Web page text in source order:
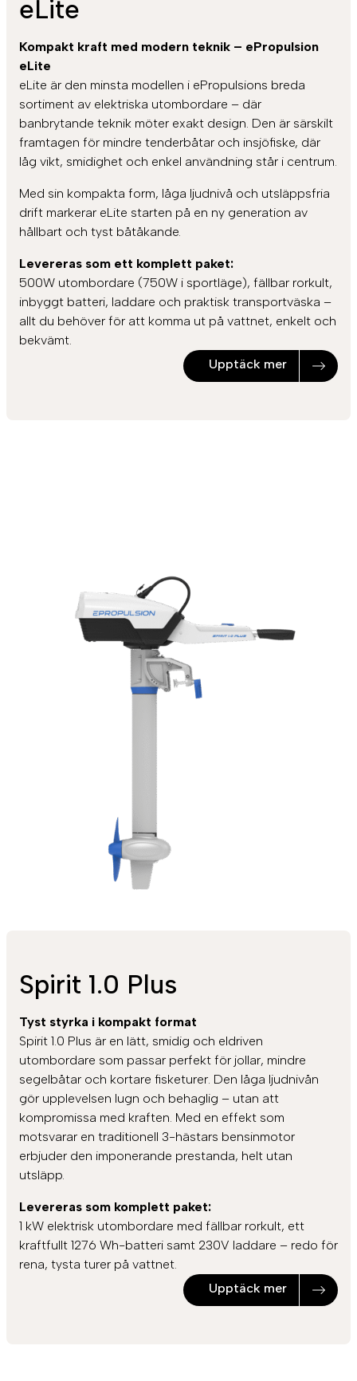
eLite
Kompakt kraft med modern teknik – ePropulsion
eLite
eLite är den minsta modellen i ePropulsions breda
sortiment av elektriska utombordare – där
banbrytande teknik möter exakt design. Den är särskilt
framtagen för mindre tenderbåtar och insjöfiske, där
låg vikt, smidighet och enkel användning står i centrum.
Med sin kompakta form, låga ljudnivå och utsläppsfria
drift markerar eLite starten på en ny generation av
hållbart och tyst båtåkande.
Levereras som ett komplett paket:
500W utombordare (750W i sportläge), fällbar rorkult,
inbyggt batteri, laddare och praktisk transportväska –
allt du behöver för att komma ut på vattnet, enkelt och
bekvämt.
Upptäck mer
Spirit 1.0 Plus
Tyst styrka i kompakt format
Spirit 1.0 Plus är en lätt, smidig och eldriven
utombordare som passar perfekt för jollar, mindre
segelbåtar och kortare fisketurer. Den låga ljudnivån
gör upplevelsen lugn och behaglig – utan att
kompromissa med kraften. Med en effekt som
motsvarar en traditionell 3-hästars bensinmotor
erbjuder den imponerande prestanda, helt utan
utsläpp.
Levereras som komplett paket:
1 kW elektrisk utombordare med fällbar rorkult, ett
kraftfullt 1276 Wh-batteri samt 230V laddare – redo för
rena, tysta turer på vattnet.
Upptäck mer